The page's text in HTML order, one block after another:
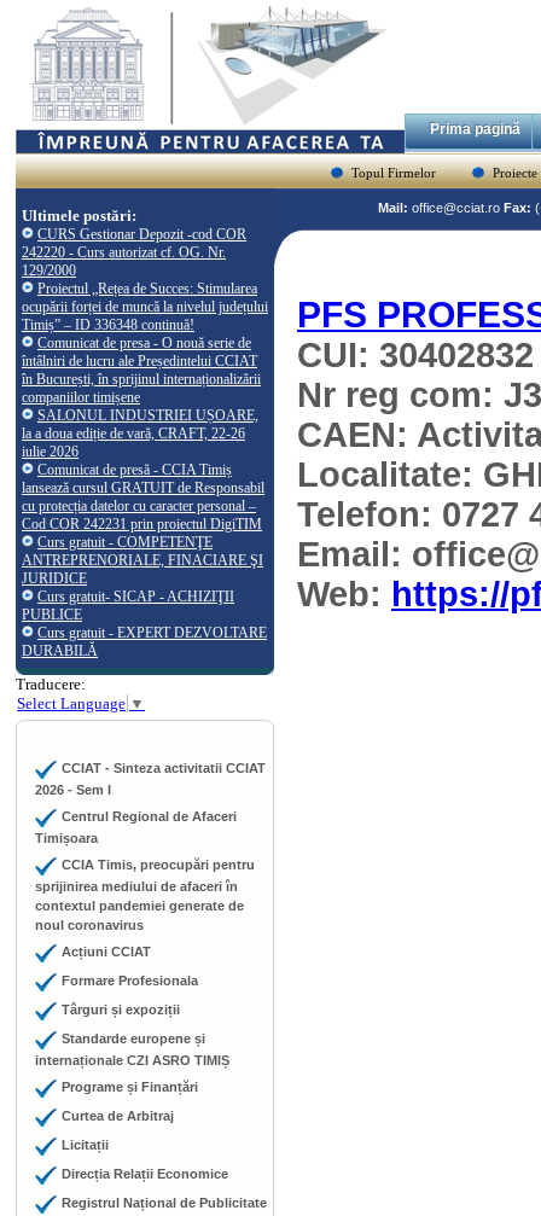
Prima pagină
Topul Firmelor Proiecte
Ultimele postări:
CURS Gestionar Depozit -cod COR
242220 - Curs autorizat cf. OG. Nr.
129/2000
Proiectul „Rețea de Succes: Stimularea
ocupării forței de muncă la nivelul județului
Timiș” – ID 336348 continuă!
Comunicat de presa - O nouă serie de
întâlniri de lucru ale Președintelui CCIAT
în București, în sprijinul internaționalizării
companiilor timișene
SALONUL INDUSTRIEI UȘOARE,
la a doua ediție de vară, CRAFT, 22-26
iulie 2026
Comunicat de presă - CCIA Timiș
lansează cursul GRATUIT de Responsabil
cu protecția datelor cu caracter personal –
Cod COR 242231 prin proiectul DigiTIM
Curs gratuit - COMPETENŢE
ANTREPRENORIALE, FINACIARE ŞI
JURIDICE
Curs gratuit- SICAP - ACHIZIŢII
PUBLICE
Curs gratuit - EXPERT DEZVOLTARE
DURABILĂ
Traducere:
Select Language ▼
CCIAT - Sinteza activitatii CCIAT
2026 - Sem I
Centrul Regional de Afaceri
Timișoara
CCIA Timis, preocupări pentru
sprijinirea mediului de afaceri în
contextul pandemiei generate de
noul coronavirus
Acțiuni CCIAT
Formare Profesionala
Târguri și expoziții
Standarde europene și
internaționale CZI ASRO TIMIȘ
Programe și Finanțări
Curtea de Arbitraj
Licitații
Direcția Relații Economice
Registrul Național de Publicitate
Mail: office@cciat.ro Fax:
PFS
CUI: 30402832
Nr reg com:
CAEN:
Localitate:
Telefon: 0727
Email:
Web: https://